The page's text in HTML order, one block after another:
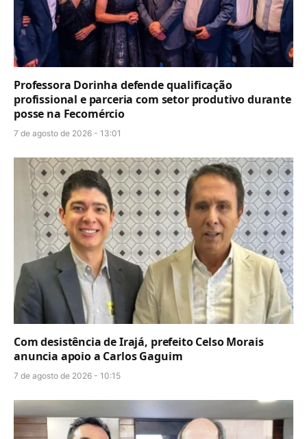
Professora Dorinha defende qualificação
profissional e parceria com setor produtivo durante
posse na Fecomércio
7 de agosto de 2026 - 13:01
Com desistência de Irajá, prefeito Celso Morais
anuncia apoio a Carlos Gaguim
7 de agosto de 2026 - 10:15